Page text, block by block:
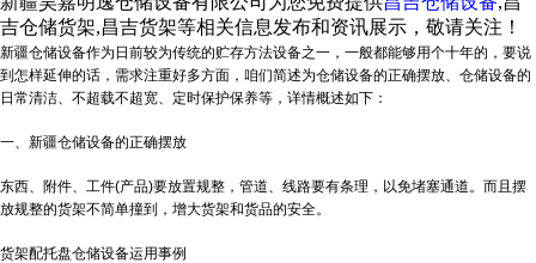
吉仓储货架,昌吉货架等相关信息发布和资讯展示，敬请关注！
新疆仓储设备作为日前较为传统的贮存方法设备之一，一般都能够用个十年的，要说
到怎样延伸的话，需求注重好多方面，咱们简述为仓储设备的正确摆放、仓储设备的
日常清洁、不超载不超宽、定时保护保养等，详情概述如下：
一、新疆仓储设备的正确摆放
东西、附件、工件(产品)要放置规整，管道、线路要有条理，以免堵塞通道。而且摆
放规整的货架不简单撞到，增大货架和货品的安全。
货架配托盘仓储设备运用事例